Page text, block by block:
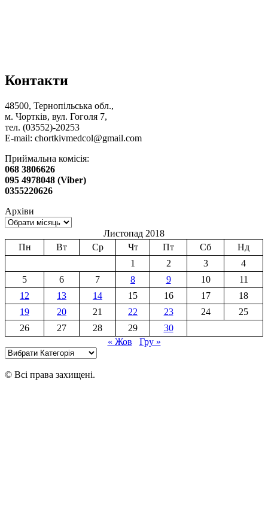
Контакти
48500, Тернопільська обл.,
м. Чортків, вул. Гоголя 7,
тел. (03552)-20253
E-mail: chortkivmedcol@gmail.com
Приймальна комісія:
068 3806626
095 4978048 (Viber)
0355220626
Архіви
Листопад 2018
Пн
Вт Ср Чт Пт Сб
Нд
1
2 3
4
5
6 7 8 9 10
11
12
13 14 15 16 17
18
19
20 21 22 23 24
25
26
27 28 29
30
« Жов
Гру »
Категорії
© Всі права захищені.